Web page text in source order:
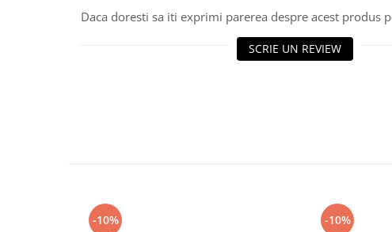
Daca doresti sa iti exprimi parerea despre acest produs
SCRIE UN REVIEW
-10% -10%